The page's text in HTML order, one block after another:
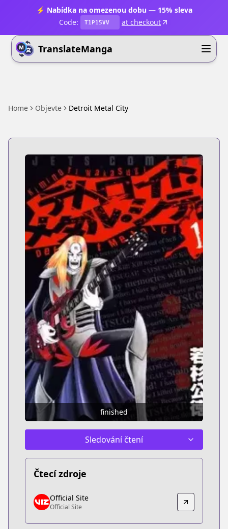
⚡ Nabídka na omezenou dobu — 15% sleva
Code:
T1P15VV at checkout
TranslateManga
Home Objevte Detroit Metal City
finished
Sledování čtení
Čtecí zdroje
Official Site
Official Site
Official Site
Official Site